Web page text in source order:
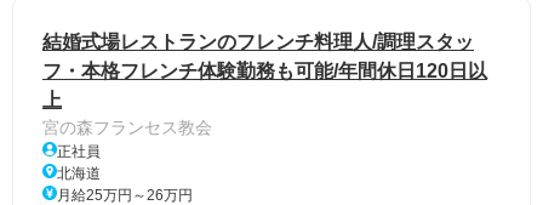
結婚式場レストランのフレンチ料理人/調理スタッ
フ・本格フレンチ体験勤務も可能/年間休日120日以
上
宮の森フランセス教会
正社員
北海道
月給25万円～26万円